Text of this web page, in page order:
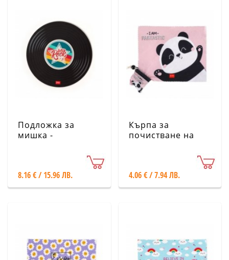
Подложка за
мишка -
8.16 € / 15.96 ЛВ.
Кърпа за
почистване на
4.06 € / 7.94 ЛВ.